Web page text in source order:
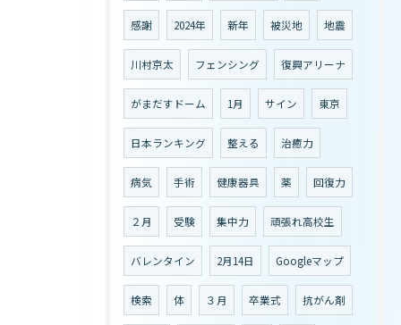
感謝 2024年 新年 被災地 地震
川村京太 フェンシング 復興アリーナ
がまだすドーム 1月 サイン 東京
日本ランキング 整える 治癒力
病気 手術 健康器具 薬 回復力
２月 受験 集中力 頑張れ高校生
バレンタイン 2月14日 Googleマップ
検索 体 ３月 卒業式 抗がん剤